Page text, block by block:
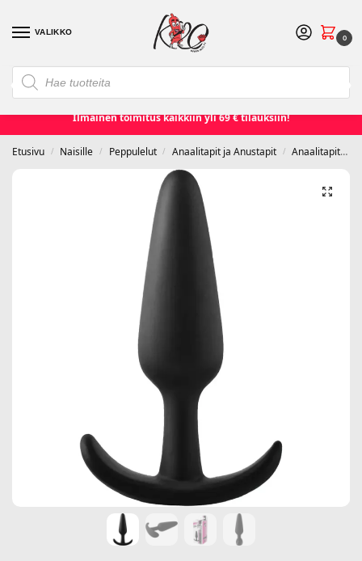
VALIKKO
0
❮ Etusivu Seksilelut ja seksivälineet Miehille❯
Ilmainen toimitus kaikkiin yli 69 € tilauksiin!
Etusivu / Naisille / Peppulelut / Anaalitapit ja Anustapit / Anaalitapit